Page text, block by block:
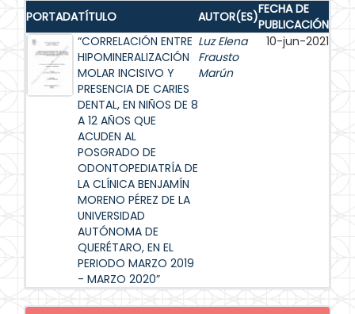
PORTADATÍTULO AUTOR(ES)FECHA DE
PUBLICACIÓN
“CORRELACIÓN ENTRE
HIPOMINERALIZACIÓN
MOLAR INCISIVO Y
PRESENCIA DE CARIES
DENTAL, EN NIÑOS DE 8
A 12 AÑOS QUE
ACUDEN AL
POSGRADO DE
ODONTOPEDIATRÍA DE
LA CLÍNICA BENJAMÍN
MORENO PÉREZ DE LA
UNIVERSIDAD
AUTÓNOMA DE
QUERÉTARO, EN EL
PERIODO MARZO 2019
- MARZO 2020”
Luz Elena
Frausto
Marún
10-jun-2021